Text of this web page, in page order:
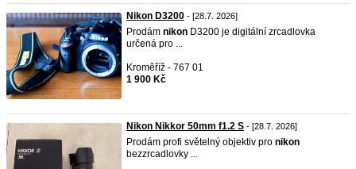
Nikon D3200 - [28.7. 2026]
Prodám nikon D3200 je digitální zrcadlovka
určená pro ...
Kroměříž - 767 01
1 900 Kč
Nikon Nikkor 50mm f1.2 S - [28.7. 2026]
Prodám profi světelný objektiv pro nikon
bezzrcadlovky ...